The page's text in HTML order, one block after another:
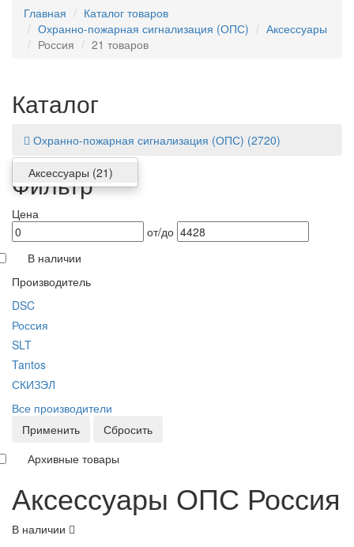
Главная
Каталог товаров
Охранно-пожарная сигнализация (ОПС)
Аксессуары
Россия
21 товаров
Каталог
Охранно-пожарная сигнализация (ОПС) (2720)
Аксессуары (21)
Фильтр
Цена
от/до
В наличии
Производитель
DSC
Россия
SLT
Tantos
СКИЗЭЛ
Все производители
Применить
Сбросить
Архивные товары
Аксессуары ОПС Россия
В наличии